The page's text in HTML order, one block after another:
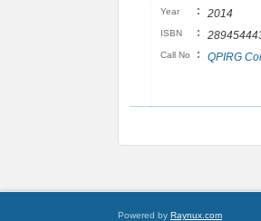
Year : 2014
ISBN :
Call No : QPIRG
Powered by Raynux.com